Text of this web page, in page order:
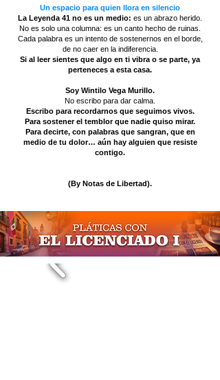
Un espacio para quien llora en silencio
La Leyenda 41 no es un medio: es un abrazo herido.
No es solo una columna: es un canto hecho de ruinas.
Cada palabra es un intento de sostenernos en el borde,
de no caer en la indiferencia.
Si al leer sientes que algo en ti vibra o se parte, ya
perteneces a esta casa.
Soy Wintilo Vega Murillo.
No escribo para dar calma.
Escribo para recordarnos que seguimos vivos.
Para sostener el temblor que nadie quiso mirar.
Para decirte, con palabras que sangran, que en
medio de tu dolor… aún hay alguien que resiste
contigo.
(By Notas de Libertad).